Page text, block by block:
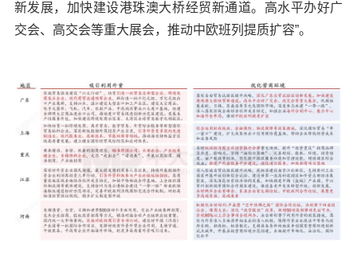
新发展，加快建设港珠澳大桥经贸新通道。高水平办好广
交会、高交会等重大展会，推动中欧班列提质扩容”。